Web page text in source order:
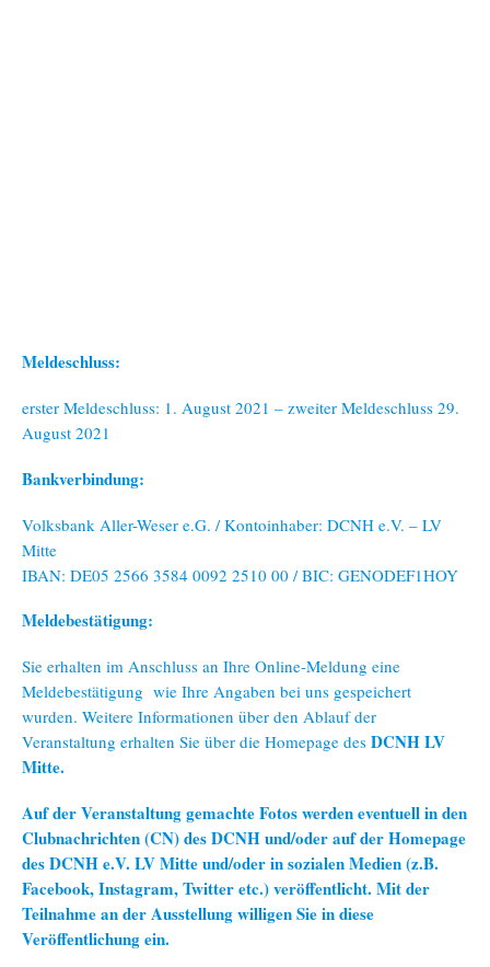
Meldeschluss:
erster Meldeschluss: 1. August 2021 – zweiter Meldeschluss 29.
August 2021
Bankverbindung:
Volksbank Aller-Weser e.G. / Kontoinhaber: DCNH e.V. – LV
Mitte
IBAN: DE05 2566 3584 0092 2510 00 / BIC: GENODEF1HOY
Meldebestätigung:
Sie erhalten im Anschluss an Ihre Online-Meldung eine
Meldebestätigung wie Ihre Angaben bei uns gespeichert
wurden. Weitere Informationen über den Ablauf der
Veranstaltung erhalten Sie über die Homepage des DCNH LV
Mitte.
Auf der Veranstaltung gemachte Fotos werden eventuell in den
Clubnachrichten (CN) des DCNH und/oder auf der Homepage
des DCNH e.V. LV Mitte und/oder in sozialen Medien (z.B.
Facebook, Instagram, Twitter etc.) veröffentlicht. Mit der
Teilnahme an der Ausstellung willigen Sie in diese
Veröffentlichung ein.